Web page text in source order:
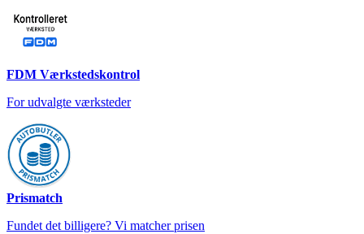
FDM Værkstedskontrol
For udvalgte værksteder
Prismatch
Fundet det billigere? Vi matcher prisen